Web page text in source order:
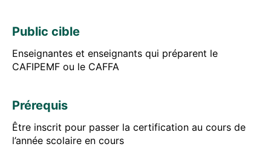
Public cible
Enseignantes et enseignants qui préparent le
CAFIPEMF ou le CAFFA
Prérequis
Être inscrit pour passer la certification au cours de
l’année scolaire en cours